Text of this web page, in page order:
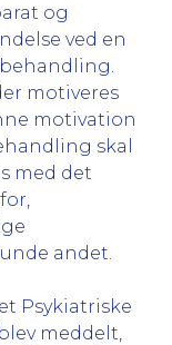
og
ved en
motiveres
motivation
skal
med det
andet.
Psykiatriske
meddelt,